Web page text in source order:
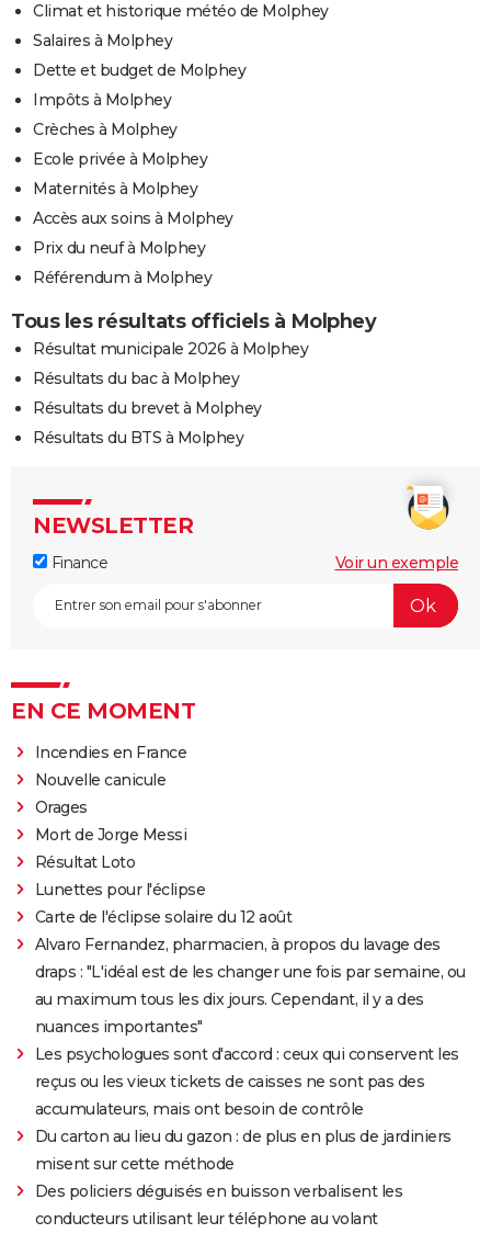
Climat et historique météo de Molphey
Salaires à Molphey
Dette et budget de Molphey
Impôts à Molphey
Crèches à Molphey
Ecole privée à Molphey
Maternités à Molphey
Accès aux soins à Molphey
Prix du neuf à Molphey
Référendum à Molphey
Tous les résultats officiels à Molphey
Résultat municipale 2026 à Molphey
Résultats du bac à Molphey
Résultats du brevet à Molphey
Résultats du BTS à Molphey
NEWSLETTER
Finance Voir un exemple
EN CE MOMENT
Incendies en France
Nouvelle canicule
Orages
Mort de Jorge Messi
Résultat Loto
Lunettes pour l'éclipse
Carte de l'éclipse solaire du 12 août
Alvaro Fernandez, pharmacien, à propos du lavage des
draps : "L'idéal est de les changer une fois par semaine, ou
au maximum tous les dix jours. Cependant, il y a des
nuances importantes"
Les psychologues sont d'accord : ceux qui conservent les
reçus ou les vieux tickets de caisses ne sont pas des
accumulateurs, mais ont besoin de contrôle
Du carton au lieu du gazon : de plus en plus de jardiniers
misent sur cette méthode
Des policiers déguisés en buisson verbalisent les
conducteurs utilisant leur téléphone au volant